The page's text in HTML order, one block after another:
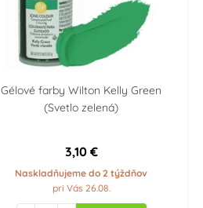
Gélové farby Wilton Kelly Green
(Svetlo zelená)
3,10 €
Naskladňujeme do 2 týždňov
pri Vás 26.08.